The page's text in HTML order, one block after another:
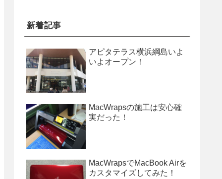
新着記事
アピタテラス横浜綱島いよ
いよオープン！
MacWrapsの施工は安心確
実だった！
MacWrapsでMacBook Airを
カスタマイズしてみた！